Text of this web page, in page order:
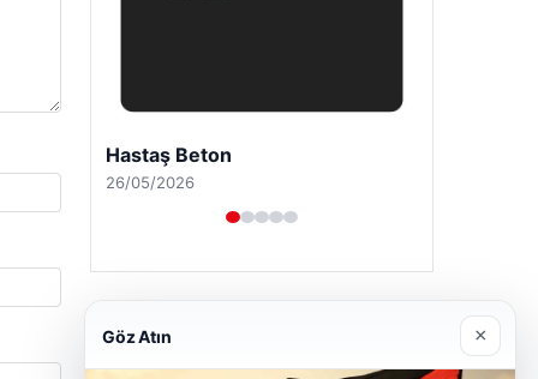
Enes Kaplan Avukatlık Bürosu
28/04/2026
Göz Atın ×